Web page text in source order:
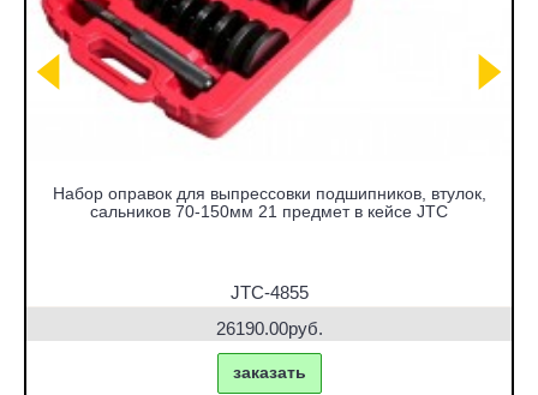
Набор оправок для выпрессовки подшипников, втулок,
сальников 70-150мм 21 предмет в кейсе JTC
JTC-4855
26190.00руб.
заказать